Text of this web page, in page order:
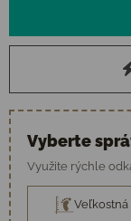
Vyberte
Využite rýchle
Veľkostná